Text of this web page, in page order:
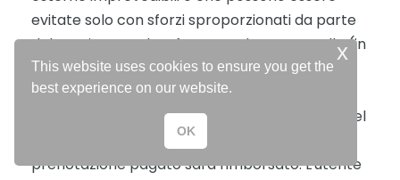
evitate solo con sforzi sproporzionati da parte
del Fornitore e che sfuggono al suo controllo (in
particolare eventi di forza maggiore) rendono
impossibile o impediscono o mettono in
pericolo in modo significativo lo svolgimento del
Tour o dell'Attività. In questo caso, il Prezzo di
prenotazione pagato sarà rimborsato. L'utente
This website uses cookies to ensure you get the
best experience on our website.
OK
x